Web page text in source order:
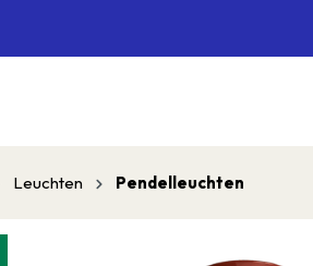
Leuchten Pendelleuchten